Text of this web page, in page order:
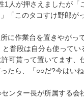
1人が押さえましたが「
「このタコすけ野郎が
に作業台を置きやがっ
普段は自分も使ってい
可貰って置いてます、
たら、「○○だ?今はいね
ンター長が所属する会